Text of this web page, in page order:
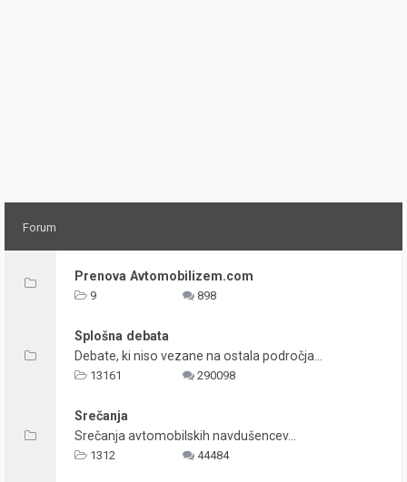
Forum
Prenova Avtomobilizem.com
9 898
Splošna debata
Debate, ki niso vezane na ostala področja...
13161 290098
Srečanja
Srečanja avtomobilskih navdušencev...
1312 44484